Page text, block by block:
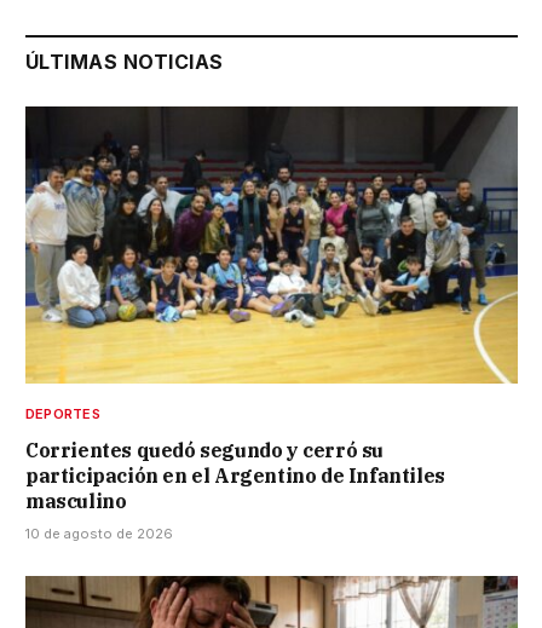
ÚLTIMAS NOTICIAS
DEPORTES
Corrientes quedó segundo y cerró su
participación en el Argentino de Infantiles
masculino
10 de agosto de 2026